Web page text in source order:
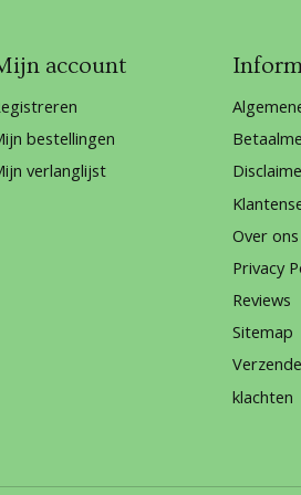
account
bestellingen
verlanglijst
Over ons
Privacy
Reviews
Sitemap
klachten